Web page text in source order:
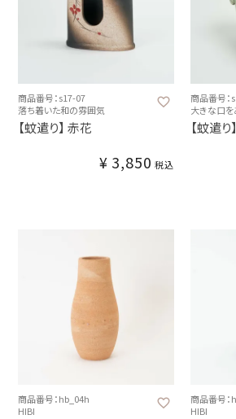
商品番号：s17-07
落ち着いた和の雰囲気
【蚊遣り】 赤花
¥ 3,850 税込
商品番号：
大きな口を
【蚊遣り
商品番号：hb_04h
HIBI
商品番号：
HIBI